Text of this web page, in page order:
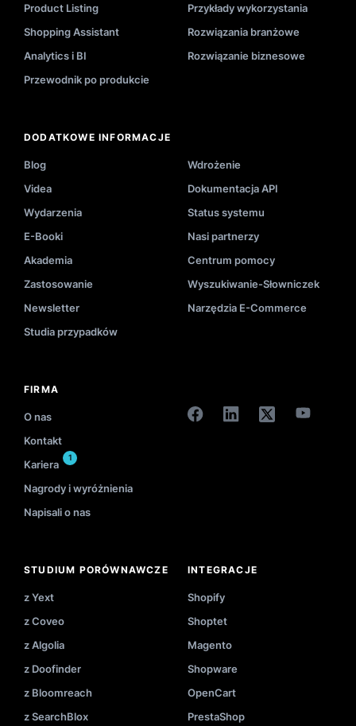
Product Listing
Przykłady wykorzystania
Shopping Assistant
Rozwiązania branżowe
Analytics i BI
Rozwiązanie biznesowe
Przewodnik po produkcie
DODATKOWE INFORMACJE
Blog
Wdrożenie
Videa
Dokumentacja API
Wydarzenia
Status systemu
E-Booki
Nasi partnerzy
Akademia
Centrum pomocy
Zastosowanie
Wyszukiwanie-Słowniczek
Newsletter
Narzędzia E-Commerce
Studia przypadków
FIRMA
O nas
Kontakt
Kariera
1
Nagrody i wyróżnienia
Napisali o nas
STUDIUM PORÓWNAWCZE
z Yext
z Coveo
z Algolia
z Doofinder
z Bloomreach
z SearchBlox
INTEGRACJE
Shopify
Shoptet
Magento
Shopware
OpenCart
PrestaShop